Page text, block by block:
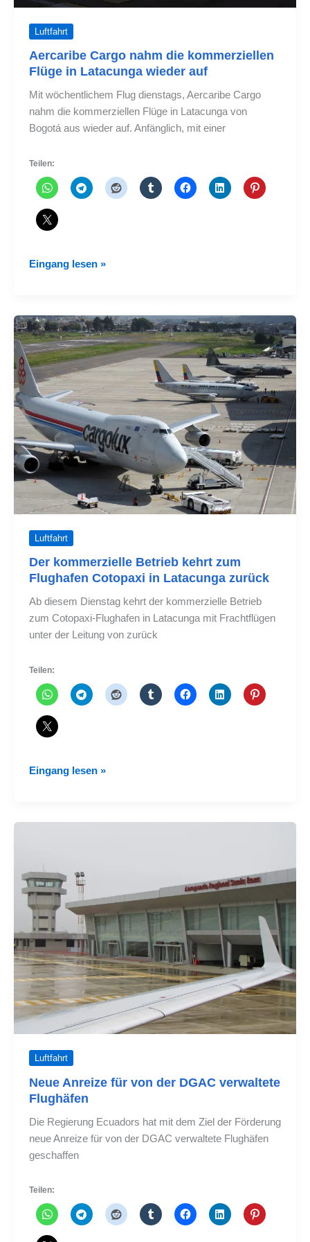
Luftfahrt
Aercaribe Cargo nahm die kommerziellen
Flüge in Latacunga wieder auf
Mit wöchentlichem Flug dienstags, Aercaribe Cargo
nahm die kommerziellen Flüge in Latacunga von
Bogotá aus wieder auf. Anfänglich, mit einer
Teilen:
Aercaribe
die
kommerziellen
Flüge
in
Latacunga
wieder
auf
Eingang lesen »
Luftfahrt
Der kommerzielle Betrieb kehrt zum
Flughafen Cotopaxi in Latacunga zurück
Ab diesem Dienstag kehrt der kommerzielle Betrieb
zum Cotopaxi-Flughafen in Latacunga mit Frachtflügen
unter der Leitung von zurück
Teilen:
Der
kehrt
Cotopaxi
in
Latacunga
zurück
Eingang lesen »
Luftfahrt
Neue Anreize für von der DGAC verwaltete
Flughäfen
Die Regierung Ecuadors hat mit dem Ziel der Förderung
neue Anreize für von der DGAC verwaltete Flughäfen
geschaffen
Teilen: